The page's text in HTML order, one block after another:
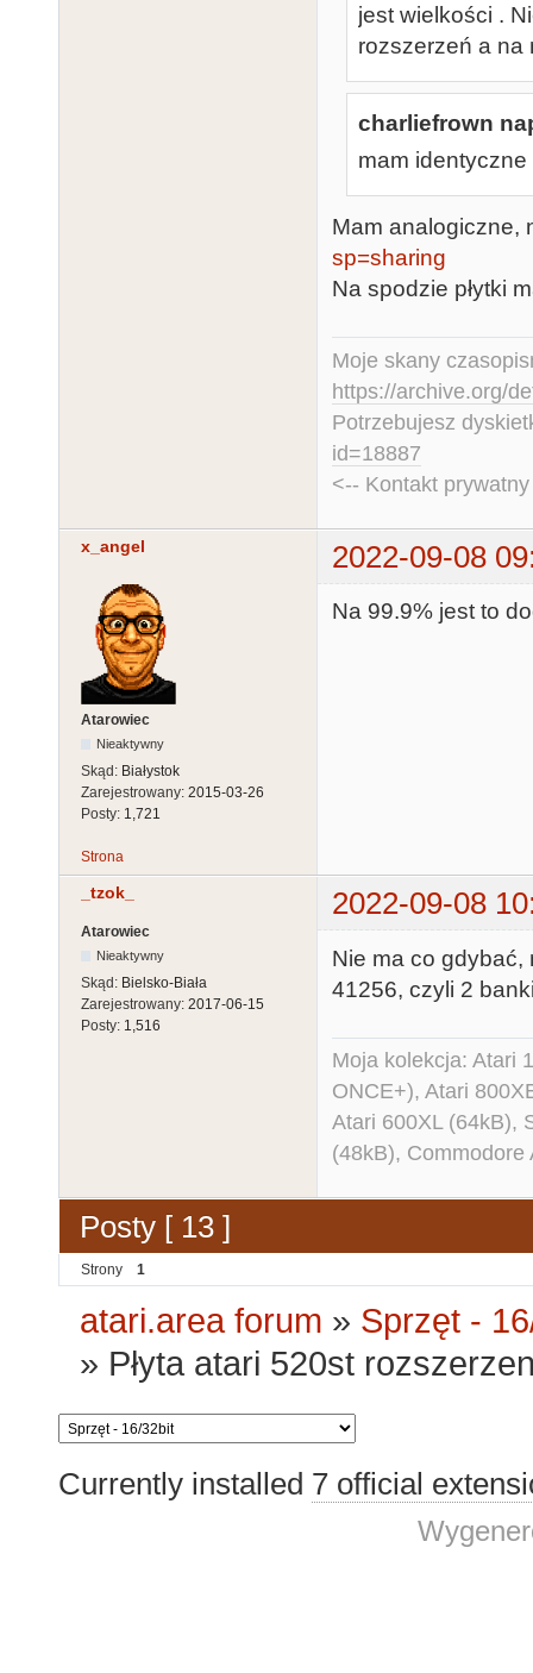
jest wielkości .
rozszerzeń a na
charliefrown
mam
Mam analogiczne,
sp=sharing
Na spodzie płytki
Moje skany
https://archive.org/
Potrzebujesz
id=18887
<-- Kontakt
x_angel 2022-09-08
Atarowiec
Nieaktywny
Skąd: Białystok
Zarejestrowany: 2015-03-26
Posty: 1,721
Na 99.9% jest to
Strona
_tzok_ 2022-09-08
Atarowiec
Nieaktywny
Skąd: Bielsko-Biała
Zarejestrowany: 2017-06-15
Posty: 1,516
Nie ma co
41256, czyli 2
Moja kolekcja: Atari
ONCE+), Atari
Atari 600XL (64kB),
(48kB),
Posty [ 13 ]
Strony 1
atari.area forum » Sprzęt -
» Płyta atari 520st
Currently installed 7 official